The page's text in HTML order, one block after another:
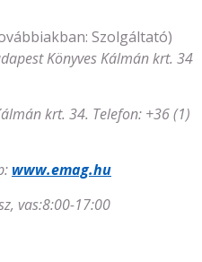
Szolgáltató)
Könyves Kálmán krt. 34
krt. 34. Telefon: +36 (1)
www.emag.hu
vas:8:00-17:00